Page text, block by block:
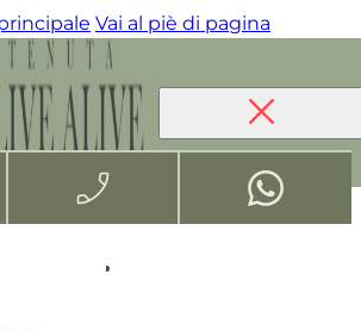
Vai al piè di pagina